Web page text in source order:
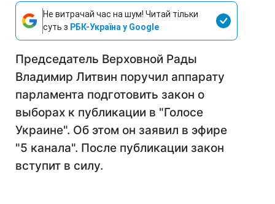
Не витрачай час на шум! Читай тільки
суть з РБК-Україна у Google
Председатель Верховной Рады
Владимир Литвин поручил аппарату
парламента подготовить закон о
выборах к публикации в "Голосе
Украине". Об этом он заявил в эфире
"5 канала". После публикации закон
вступит в силу.